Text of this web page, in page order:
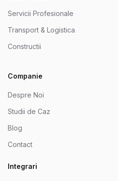
Servicii Profesionale
Transport & Logistica
Constructii
Companie
Despre Noi
Studii de Caz
Blog
Contact
Integrari